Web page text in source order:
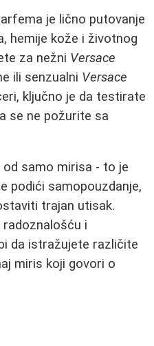
je lično putovanje
hemije kože i životnog
za nežni Versace
ili senzualni Versace
ključno je da testirate
se ne požurite sa
samo mirisa - to je
podići samopouzdanje,
trajan utisak.
i
da istražujete različite
miris koji govori o